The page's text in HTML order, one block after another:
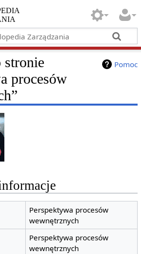
Pomoc
stronie
procesów
Perspektywa procesów
wewnętrznych
Perspektywa procesów
wewnętrznych